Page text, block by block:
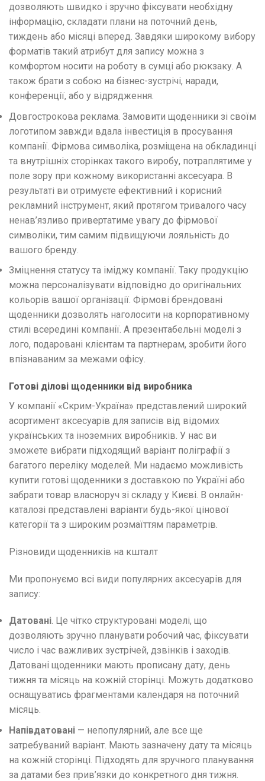
дозволяють швидко і зручно фіксувати необхідну
інформацію, складати плани на поточний день,
тиждень або місяці вперед. Завдяки широкому вибору
форматів такий атрибут для запису можна з
комфортом носити на роботу в сумці або рюкзаку. А
також брати з собою на бізнес-зустрічі, наради,
конференції, або у відрядження.
Довгострокова реклама. Замовити щоденники зі своїм
логотипом завжди вдала інвестиція в просування
компанії. Фірмова символіка, розміщена на обкладинці
та внутрішніх сторінках такого виробу, потраплятиме у
поле зору при кожному використанні аксесуара. В
результаті ви отримуєте ефективний і корисний
рекламний інструмент, який протягом тривалого часу
ненав’язливо привертатиме увагу до фірмової
символіки, тим самим підвищуючи лояльність до
вашого бренду.
Зміцнення статусу та іміджу компанії. Таку продукцію
можна персоналізувати відповідно до оригінальних
кольорів вашої організації. Фірмові брендовані
щоденники дозволять наголосити на корпоративному
стилі всередині компанії. А презентабельні моделі з
лого, подаровані клієнтам та партнерам, зробити його
впізнаваним за межами офісу.
Готові ділові щоденники від виробника
У компанії «Скрим-Україна» представлений широкий
асортимент аксесуарів для записів від відомих
українських та іноземних виробників. У нас ви
зможете вибрати підходящий варіант поліграфії з
багатого переліку моделей. Ми надаємо можливість
купити готові щоденники з доставкою по Україні або
забрати товар власноруч зі складу у Києві. В онлайн-
каталозі представлені варіанти будь-якої цінової
категорії та з широким розмаїттям параметрів.
Різновиди щоденників на кшталт
Ми пропонуємо всі види популярних аксесуарів для
запису:
Датовані. Це чітко структуровані моделі, що
дозволяють зручно планувати робочий час, фіксувати
число і час важливих зустрічей, дзвінків і заходів.
Датовані щоденники мають прописану дату, день
тижня та місяць на кожній сторінці. Можуть додатково
оснащуватись фрагментами календаря на поточний
місяць.
Напівдатовані — непопулярний, але все ще
затребуваний варіант. Мають зазначену дату та місяць
на кожній сторінці. Підходять для зручного планування
за датами без прив’язки до конкретного дня тижня.